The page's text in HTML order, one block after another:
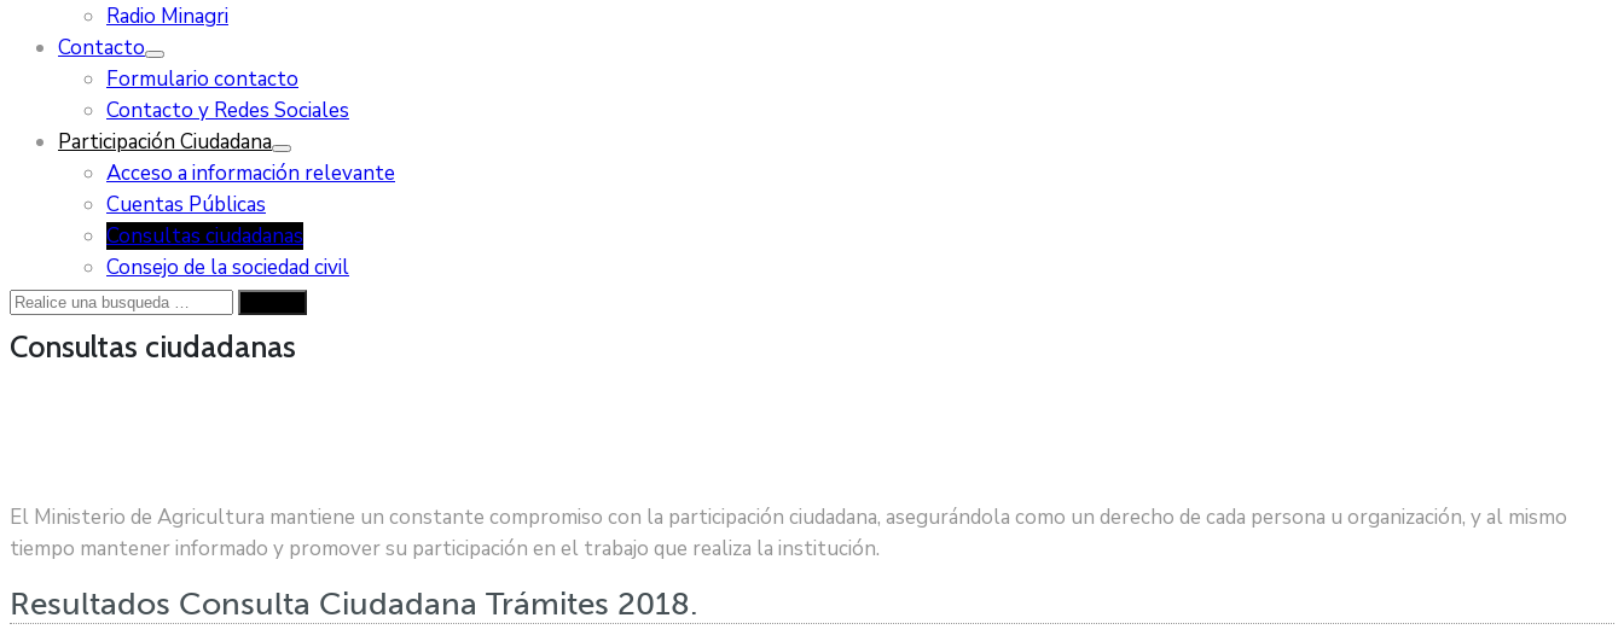
Radio Minagri
Contacto
Formulario contacto
Contacto y Redes Sociales
Participación Ciudadana
Acceso a información relevante
Cuentas Públicas
Consultas ciudadanas
Consejo de la sociedad civil
Consultas ciudadanas
El Ministerio de Agricultura mantiene un constante compromiso con la participación ciudadana, asegurándola como un derecho de cada persona u organización, y al mismo
tiempo mantener informado y promover su participación en el trabajo que realiza la institución.
Resultados Consulta Ciudadana Trámites 2018.